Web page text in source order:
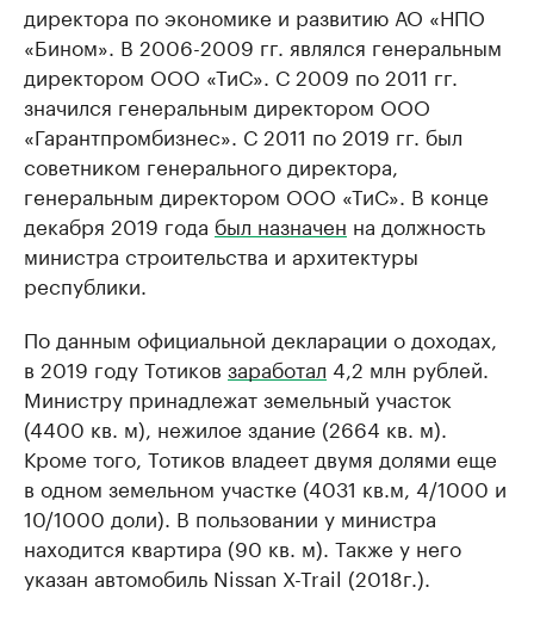
директора по экономике и развитию АО «НПО
«Бином». В 2006-2009 гг. являлся генеральным
директором ООО «ТиС». С 2009 по 2011 гг.
значился генеральным директором ООО
«Гарантпромбизнес». С 2011 по 2019 гг. был
советником генерального директора,
генеральным директором ООО «ТиС». В конце
декабря 2019 года был назначен на должность
министра строительства и архитектуры
республики.
По данным официальной декларации о доходах,
в 2019 году Тотиков заработал 4,2 млн рублей.
Министру принадлежат земельный участок
(4400 кв. м), нежилое здание (2664 кв. м).
Кроме того, Тотиков владеет двумя долями еще
в одном земельном участке (4031 кв.м, 4/1000 и
10/1000 доли). В пользовании у министра
находится квартира (90 кв. м). Также у него
указан автомобиль Nissan X-Trail (2018г.).